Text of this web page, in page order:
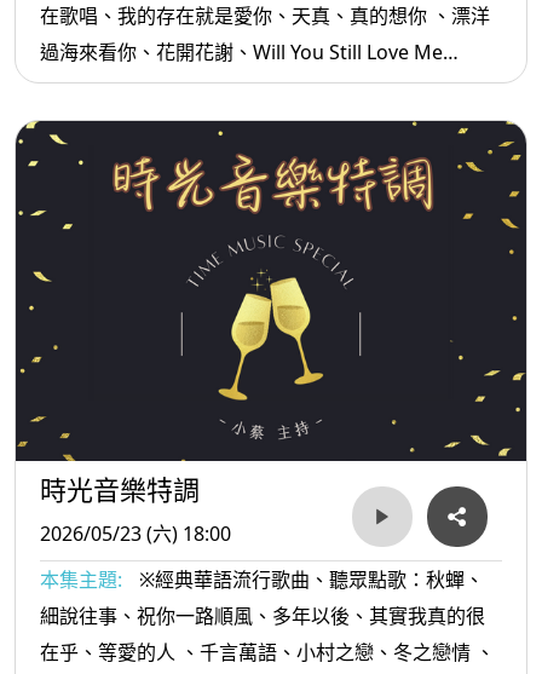
在歌唱、我的存在就是愛你、天真、真的想你 、漂洋
過海來看你、花開花謝、Will You Still Love Me
Tomorrow、Yellow River 、癡情布袋港、全家一起
飛、一隻鳥仔哮啾啾...等。
時光音樂特調
2026/05/23 (六) 18:00
本集主題:
※經典華語流行歌曲、聽眾點歌：秋蟬、
細說往事、祝你一路順風、多年以後、其實我真的很
在乎、等愛的人 、千言萬語、小村之戀、冬之戀情 、